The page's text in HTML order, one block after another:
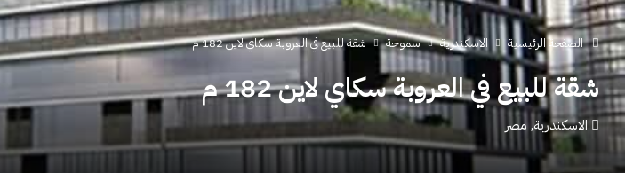
الصفحة الرئيسية الاسكندرية سموحة شقة للبيع في العروبة سكاي لاين 182 م
شقة للبيع في العروبة سكاي لاين 182 م
الاسكندرية, مصر